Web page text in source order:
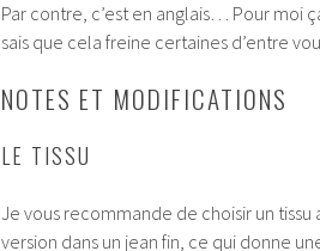
Par contre, c’est en anglais… Pour moi
sais que cela freine certaines d’entre
NOTES ET MODIFICATIONS
LE TISSU
Je vous recommande de choisir un tissu
version dans un jean fin, ce qui donne